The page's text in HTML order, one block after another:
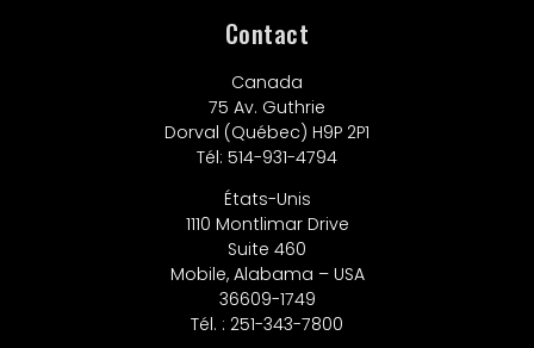
Contact
Canada
75 Av. Guthrie
Dorval (Québec) H9P 2P1
Tél: 514-931-4794
États-Unis
1110 Montlimar Drive
Suite 460
Mobile, Alabama – USA
36609-1749
Tél. : 251-343-7800